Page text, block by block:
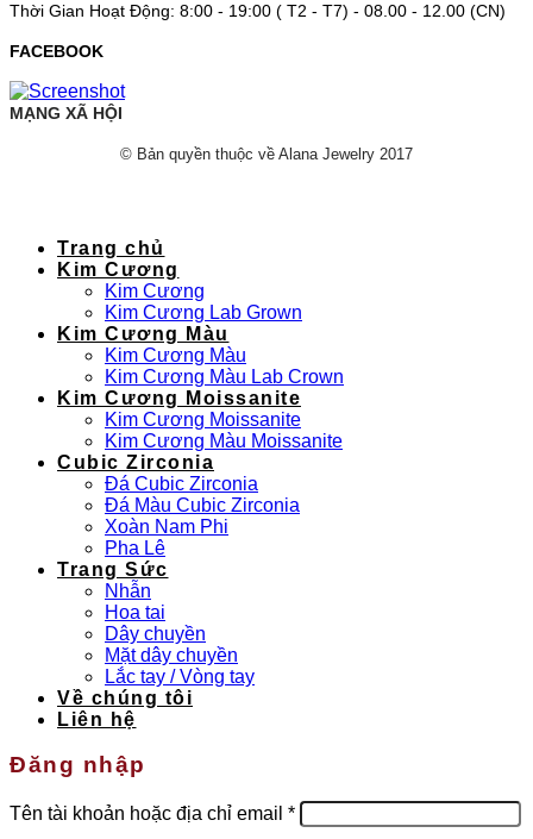
Thời Gian Hoạt Động: 8:00 - 19:00 ( T2 - T7) - 08.00 - 12.00 (CN)
FACEBOOK
MẠNG XÃ HỘI
© Bản quyền thuộc về Alana Jewelry 2017
Trang chủ
Kim Cương
Kim Cương
Kim Cương Lab Grown
Kim Cương Màu
Kim Cương Màu
Kim Cương Màu Lab Crown
Kim Cương Moissanite
Kim Cương Moissanite
Kim Cương Màu Moissanite
Cubic Zirconia
Đá Cubic Zirconia
Đá Màu Cubic Zirconia
Xoàn Nam Phi
Pha Lê
Trang Sức
Nhẫn
Hoa tai
Dây chuyền
Mặt dây chuyền
Lắc tay / Vòng tay
Về chúng tôi
Liên hệ
Đăng nhập
Tên tài khoản hoặc địa chỉ email *Bắt
buộc